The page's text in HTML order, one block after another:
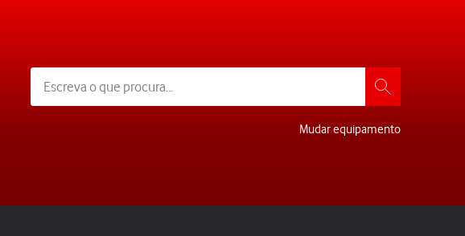
Mudar equipamento